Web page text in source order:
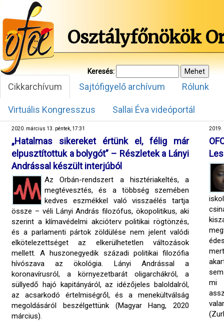
Osztályfőnökök
Keresés:
Cikkarchívum Sajtófigyelő archívum Rólunk
Virtuális Kongresszus Sallai Éva videóportál
2020. március 13. péntek, 17:31
„Hatalmas sikereket értünk el, félig már
elpusztítottuk a bolygót” – Részletek a Lányi
Andrással készült interjúból
Az Orbán-rendszert a hisztériakeltés, a
megtévesztés, és a többség szemében
kedves eszmékkel való visszaélés tartja
össze – véli Lányi András filozófus, ökopolitikus, aki
szerint a klímavédelmi akcióterv politikai rögtönzés,
és a parlamenti pártok zöldülése nem jelent valódi
elkötelezettséget az elkerülhetetlen változások
mellett. A huszonegyedik századi politikai filozófia
hívószava az ökológia. Lányi Andrással a
koronavírusról, a környezetbarát oligarchákról, a
süllyedő hajó kapitányáról, az idézőjeles baloldalról,
az acsarkodó értelmiségről, és a menekültválság
megoldásáról beszélgettünk (Magyar Hang, 2020
március).
2019.
mi